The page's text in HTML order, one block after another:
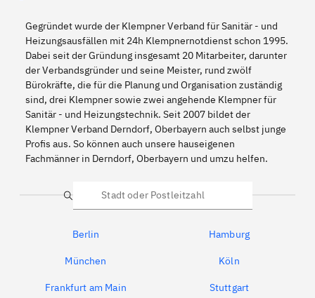
Gegründet wurde der Klempner Verband für Sanitär - und
Heizungsausfällen mit 24h Klempnernotdienst schon 1995.
Dabei seit der Gründung insgesamt 20 Mitarbeiter, darunter
der Verbandsgründer und seine Meister, rund zwölf
Bürokräfte, die für die Planung und Organisation zuständig
sind, drei Klempner sowie zwei angehende Klempner für
Sanitär - und Heizungstechnik. Seit 2007 bildet der
Klempner Verband Derndorf, Oberbayern auch selbst junge
Profis aus. So können auch unsere hauseigenen
Fachmänner in Derndorf, Oberbayern und umzu helfen.
Suche
Berlin Hamburg
München Köln
Frankfurt am Main Stuttgart